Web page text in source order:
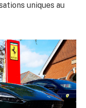
uniques au